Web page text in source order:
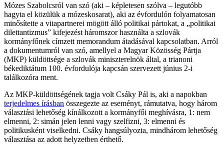
Mózes Szabolcsról van szó (aki – képletesen szólva – legutóbb
hagyta el közülük a mózeskosarat), aki az évfordulón folyamatosan
minősítette a vitapartnerei mögött álló politikai pártokat, a „politikai
dilettantizmus” kifejezést háromszor használta a szlovák
kormányfőnek címzett memorandum átadásával kapcsolatban. Arról
a dokumentumról van szó, amellyel a Magyar Közösség Pártja
(MKP) küldöttsége a szlovák miniszterelnök által, a trianoni
békediktátum 100. évfordulója kapcsán szervezett június 2-i
találkozóra ment.
Az MKP-küldöttségének tagja volt Csáky Pál is, aki a napokban
terjedelmes írásban összegezte az eseményt, rámutatva, hogy három
választási lehetőség kínálkozott a kormányfői meghívásra, 1: nem
elmenni, 2: simán jelen lenni vagy szelfizni, 3: elmenni és
politikusként viselkedni. Csáky hangsúlyozta, mindhárom lehetőség
választása az adott helyzetben érthető.